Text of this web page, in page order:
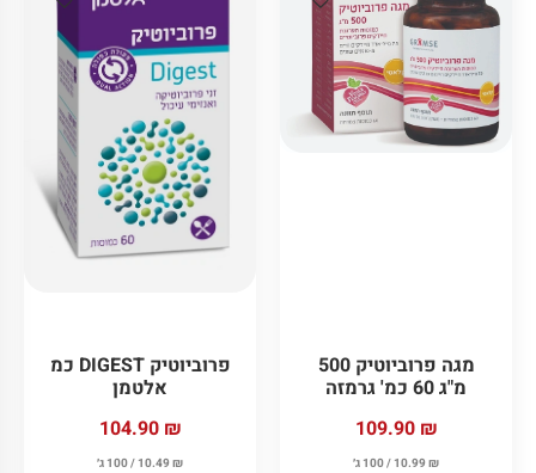
מגה פרוביוטיק 500
מ"ג 60 כמ' גרמזה
109.90 ₪
10.99 ₪ / 100 ג׳
פרוביוטיק DIGEST כמ
אלטמן
104.90 ₪
10.49 ₪ / 100 ג׳